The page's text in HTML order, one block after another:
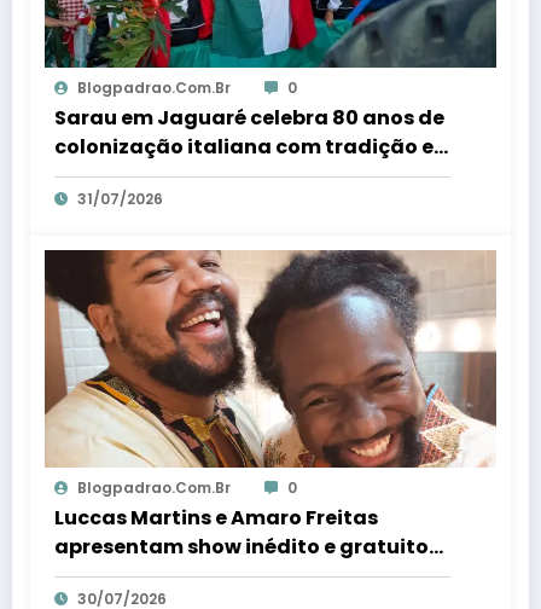
Blogpadrao.com.br 0
Sarau em Jaguaré celebra 80 anos de
colonização italiana com tradição e
trambolhão da polenta – Em Dia ES
31/07/2026
Blogpadrao.com.br 0
Luccas Martins e Amaro Freitas
apresentam show inédito e gratuito
em Conceição da Barra – Em Dia ES
30/07/2026